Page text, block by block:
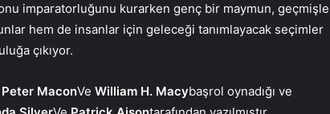
imparatorluğunu kurarken genç bir maymun, geçmişle
hem de insanlar için geleceği tanımlayacak seçimler
çıkıyor.
MaconVe William H. Macybaşrol oynadığı ve